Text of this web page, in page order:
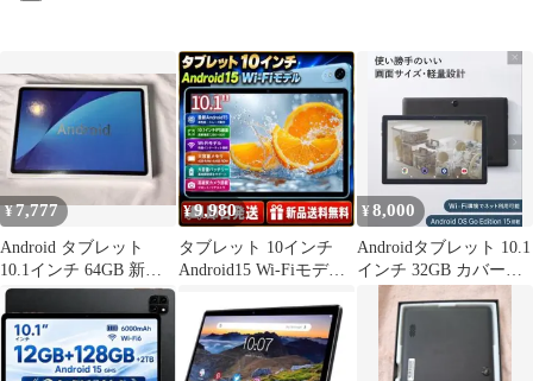
¥7,777
Android タブレット
10.1インチ 64GB 新品
未開封
¥9,980
タブレット 10インチ
Android15 Wi-Fiモデル
¥8,000
Androidタブレット 10.1
インチ 32GB カバーつ